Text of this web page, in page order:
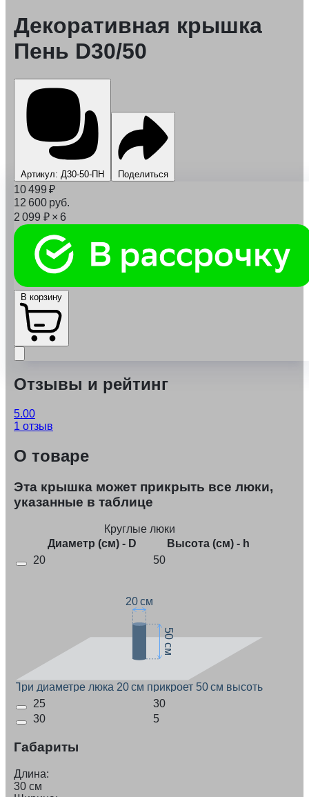
Декоративная крышка
Пень D30/50
Артикул: Д30-50-ПН Поделиться
10 499 ₽
12 600 руб.
2 099 ₽ × 6
Отзывы и рейтинг
5.00
1 отзыв
О товаре
Эта крышка может прикрыть все люки,
указанные в таблице
Круглые люки
Диаметр (см) - D
Высота (см) - h
20
50
20 см
50 см
При диаметре люка 20 см прикроет 50 см высоты
25
30
30
5
Габариты
Длина:
30 см